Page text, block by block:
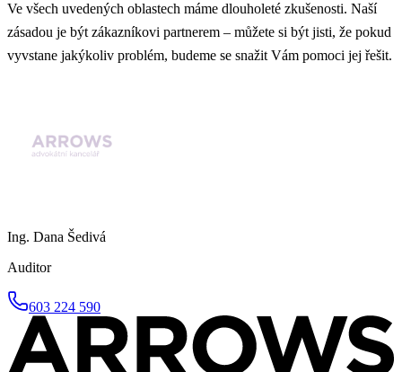
Ve všech uvedených oblastech máme dlouholeté zkušenosti. Naší
zásadou je být zákazníkovi partnerem – můžete si být jisti, že pokud
vyvstane jakýkoliv problém, budeme se snažit Vám pomoci jej řešit.
Ing. Dana Šedivá
Auditor
603 224 590